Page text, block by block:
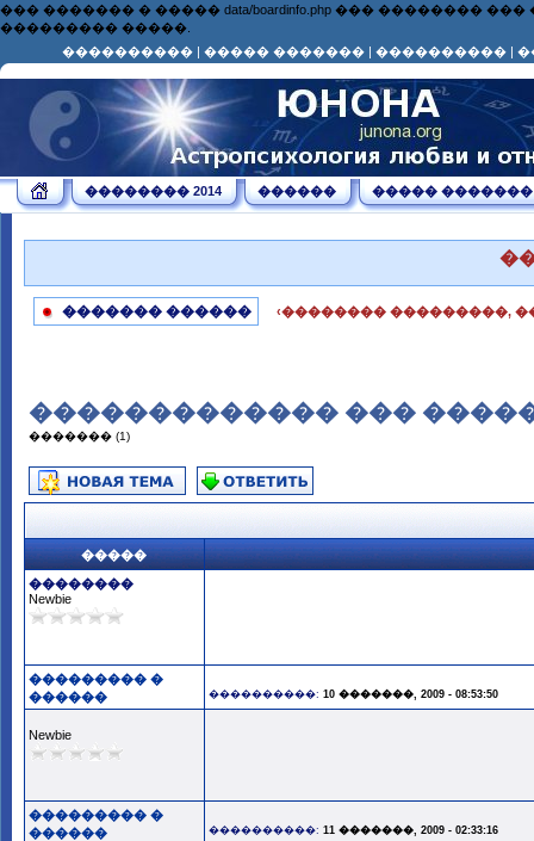
��� ������� � ����� data/boardinfo.php ���
��������� �����.
���������� | ����� ������� | ���������� |
�������� 2014 ������ ����� �������
������� ������ ‹�������� ���������,
������������� ���
������� (1)
�����
��������
Newbie
��������� �
������
����������: 10 �������, 2009 - 08:53:50
Newbie
��������� �
������
����������: 11 �������, 2009 - 02:33:16